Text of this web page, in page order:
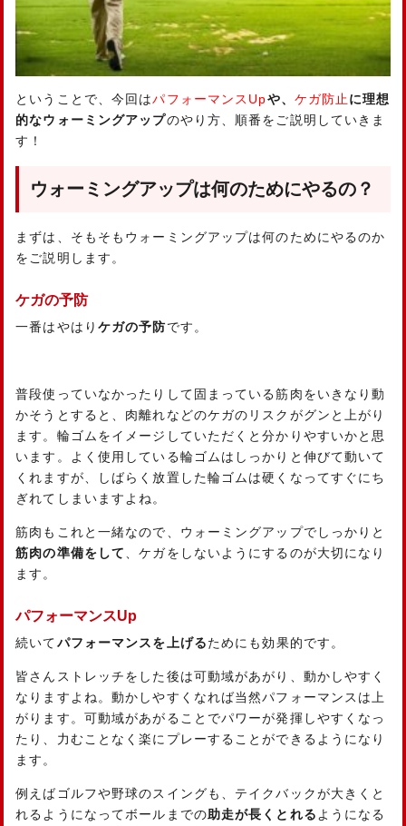
ということで、今回はパフォーマンスUpや、 ケガ防止 に理想
的なウォーミングアップのやり方、順番をご説明していきま
す！
ウォーミングアップは何のためにやるの？
まずは、そもそもウォーミングアップは何のためにやるのか
をご説明します。
ケガの予防
一番はやはり ケガの予防です。
普段使っていなかったりして固まっている筋肉をいきなり動
かそうとすると、肉離れなどのケガのリスクがグンと上がり
ます。輪ゴムをイメージしていただくと分かりやすいかと思
います。よく使用している輪ゴムはしっかりと伸びて動いて
くれますが、しばらく放置した輪ゴムは硬くなってすぐにち
ぎれてしまいますよね。
筋肉もこれと一緒なので、ウォーミングアップでしっかりと
筋肉の準備をして
、ケガをしないようにするのが大切になり
ます。
パフォーマンスUp
続いてパフォーマンスを上げるためにも効果的です。
皆さんストレッチをした後は可動域があがり、動かしやすく
なりますよね。動かしやすくなれば当然パフォーマンスは上
がります。可動域があがることでパワーが発揮しやすくなっ
たり、力むことなく楽にプレーすることができるようになり
ます。
例えばゴルフや野球のスイングも、テイクバックが大きくと
れるようになってボールまでの助走が長くとれる ようになる